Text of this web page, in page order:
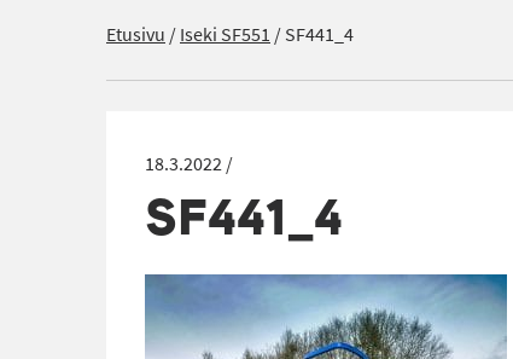
Etusivu /Iseki SF551 /SF441_4
18.3.2022 /
SF441_4